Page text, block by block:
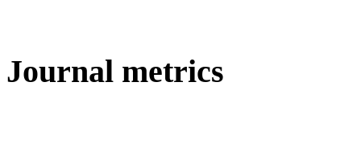
Journal metrics